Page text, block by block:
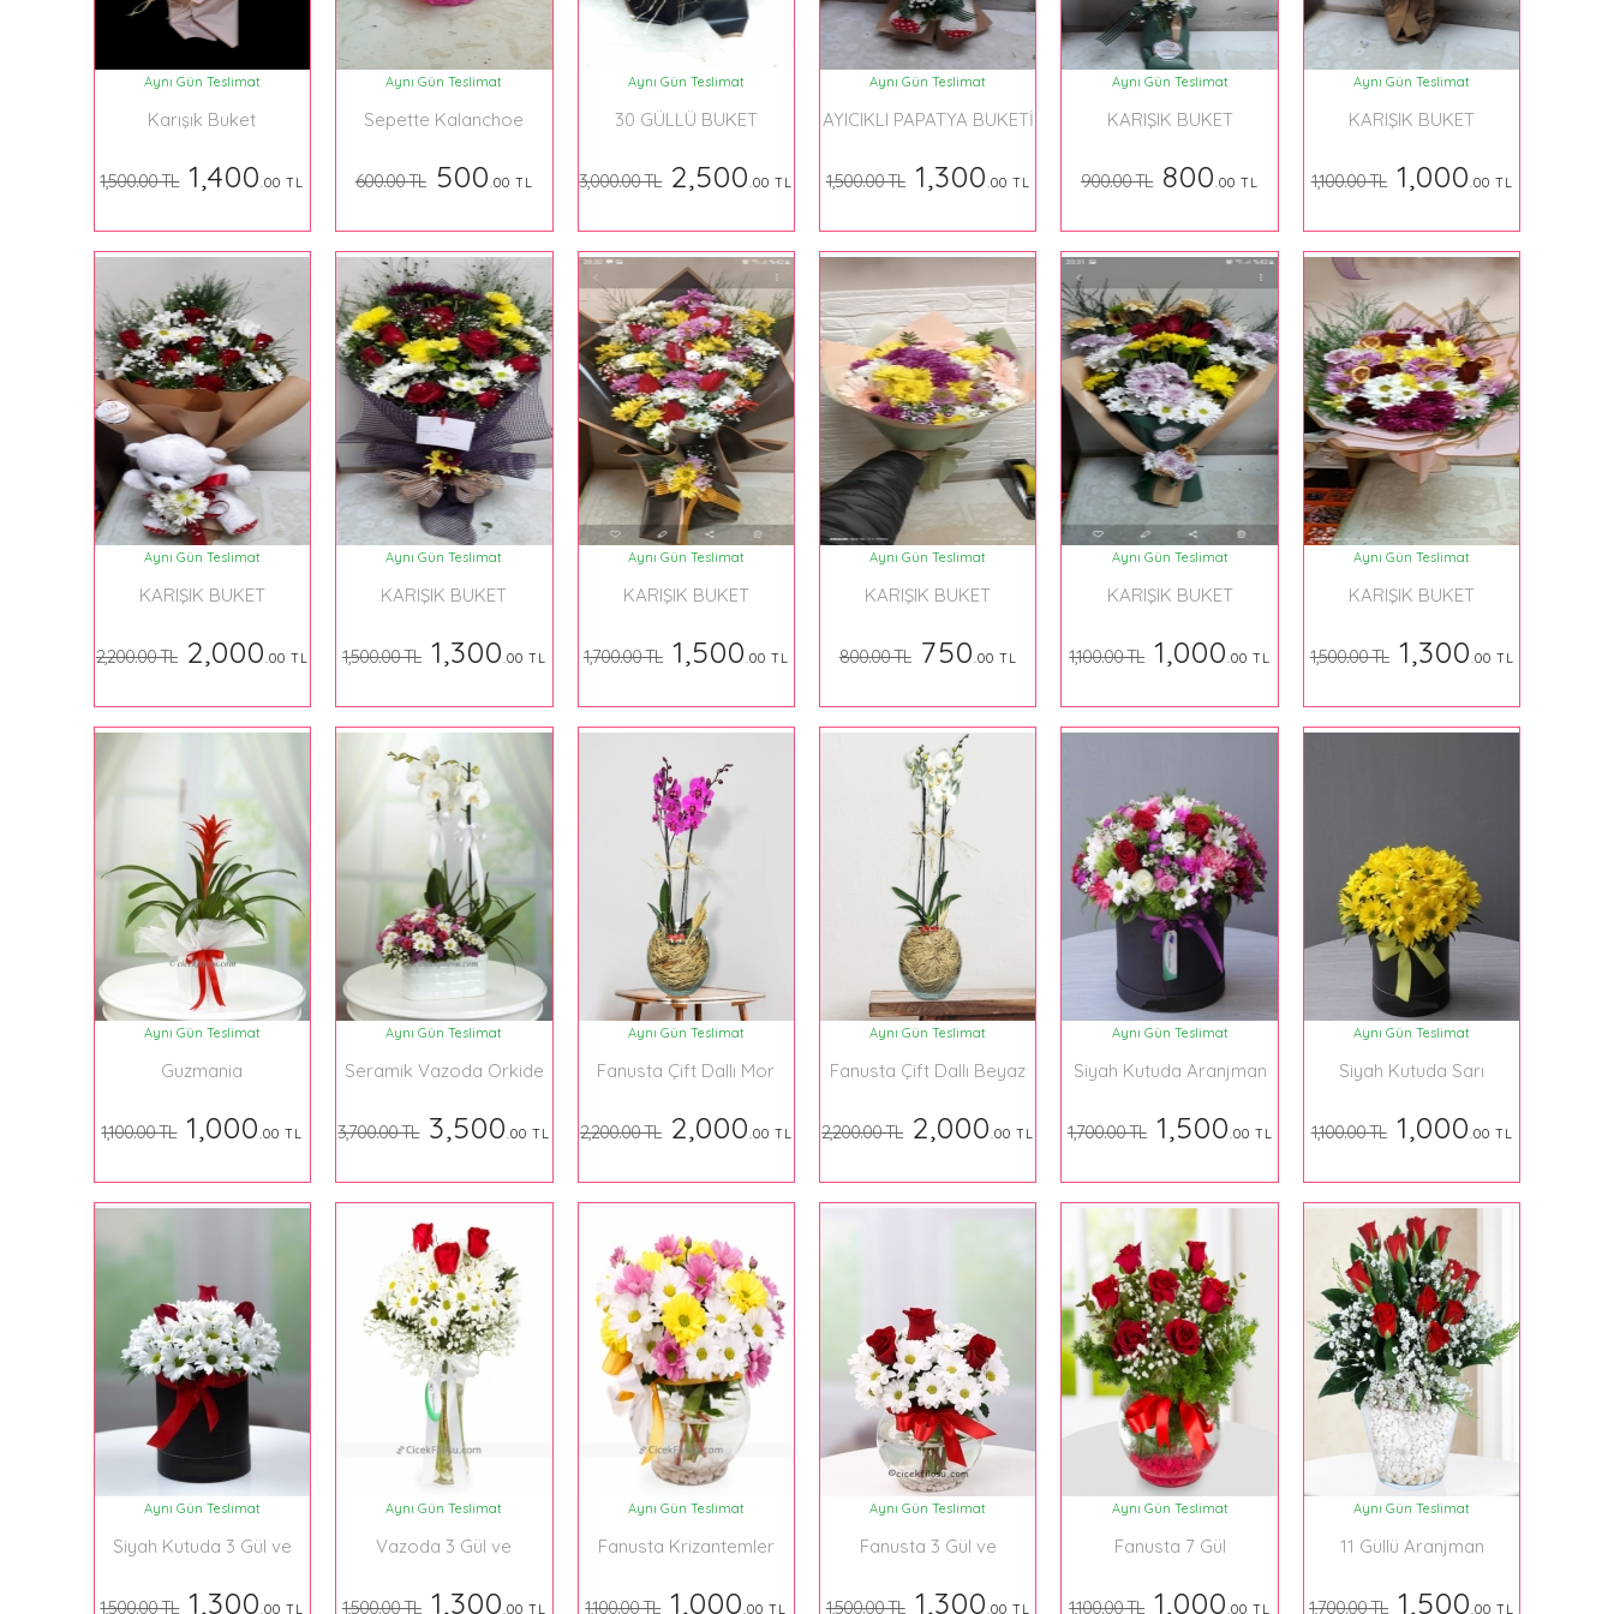
Aynı Gün Teslimat
Karışık Buket
1,500.00 TL1,400.00 TL
Aynı Gün Teslimat
Sepette Kalanchoe
600.00 TL500.00 TL
Aynı Gün Teslimat
30 GÜLLÜ BUKET
3,000.00 TL2,500.00 TL
Aynı Gün Teslimat
AYICIKLI PAPATYA BUKETİ
1,500.00 TL1,300.00 TL
Aynı Gün Teslimat
KARIŞIK BUKET
900.00 TL800.00 TL
Aynı Gün Teslimat
KARIŞIK BUKET
1,100.00 TL1,000.00 TL
Aynı Gün Teslimat
KARIŞIK BUKET
2,200.00 TL2,000.00 TL
Aynı Gün Teslimat
KARIŞIK BUKET
1,500.00 TL1,300.00 TL
Aynı Gün Teslimat
KARIŞIK BUKET
1,700.00 TL1,500.00 TL
Aynı Gün Teslimat
KARIŞIK BUKET
800.00 TL750.00 TL
Aynı Gün Teslimat
KARIŞIK BUKET
1,100.00 TL1,000.00 TL
Aynı Gün Teslimat
KARIŞIK BUKET
1,500.00 TL1,300.00 TL
Aynı Gün Teslimat
Guzmania
1,100.00 TL1,000.00 TL
Aynı Gün Teslimat
Seramik Vazoda Orkide
3,700.00 TL3,500.00 TL
Aynı Gün Teslimat
Fanusta Çift Dallı Mor
2,200.00 TL2,000.00 TL
Aynı Gün Teslimat
Fanusta Çift Dallı Beyaz
2,200.00 TL2,000.00 TL
Aynı Gün Teslimat
Siyah Kutuda Aranjman
1,700.00 TL1,500.00 TL
Aynı Gün Teslimat
Siyah Kutuda Sarı
1,100.00 TL1,000.00 TL
Aynı Gün Teslimat
Siyah Kutuda 3 Gül ve
1,500.00 TL1,300.00 TL
Aynı Gün Teslimat
Vazoda 3 Gül ve
1,500.00 TL1,300.00 TL
Aynı Gün Teslimat
Fanusta Krizantemler
1,100.00 TL1,000.00 TL
Aynı Gün Teslimat
Fanusta 3 Gül ve
1,500.00 TL1,300.00 TL
Aynı Gün Teslimat
Fanusta 7 Gül
1,100.00 TL1,000.00 TL
Aynı Gün Teslimat
11 Güllü Aranjman
1,700.00 TL 1,500.00 TL